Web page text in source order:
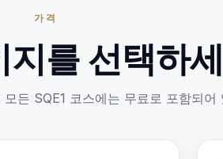
가격
를 선택하
든 SQE1 코스에는 무료로 포함되어